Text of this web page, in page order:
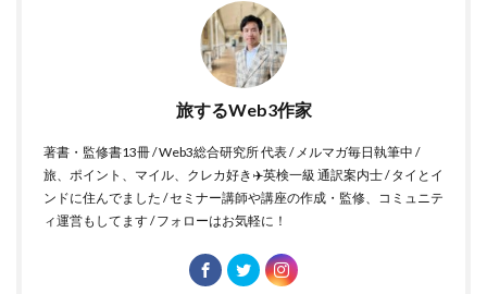
旅するWeb3作家
著書・監修書13冊 / Web3総合研究所 代表 / メルマガ毎日執筆中 /
旅、ポイント、マイル、クレカ好き✈️英検一級 通訳案内士 / タイとイ
ンドに住んでました / セミナー講師や講座の作成・監修、コミュニテ
ィ運営もしてます / フォローはお気軽に！